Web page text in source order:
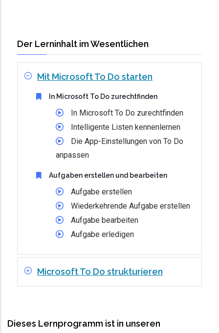
Der Lerninhalt im Wesentlichen
Mit Microsoft To Do starten
In Microsoft To Do zurechtfinden
In Microsoft To Do zurechtfinden
Intelligente Listen kennenlernen
Die App-Einstellungen von To Do
anpassen
Aufgaben erstellen und bearbeiten
Aufgabe erstellen
Wiederkehrende Aufgabe erstellen
Aufgabe bearbeiten
Aufgabe erledigen
Microsoft To Do strukturieren
Dieses Lernprogramm ist in unseren